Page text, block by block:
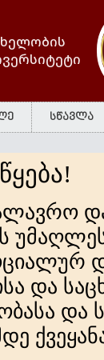
სწავლა
და
და